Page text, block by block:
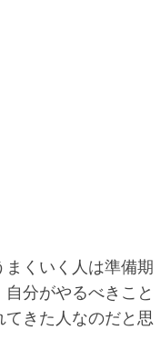
くいく人は準備期
分がやるべきこと
きた人なのだと思